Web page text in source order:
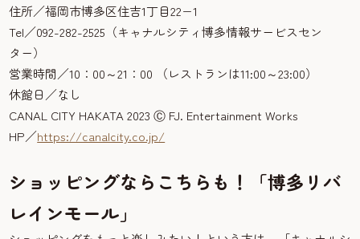
住所／福岡市博多区住吉1丁目22−1
Tel／092-282-2525（キャナルシティ博多情報サービスセン
ター）
営業時間／10：00～21：00 （レストランは11:00～23:00）
休館日／なし
CANAL CITY HAKATA 2023 Ⓒ FJ. Entertainment Works
HP／https://canalcity.co.jp/
ショッピングならこちらも！「博多リバ
レインモール」